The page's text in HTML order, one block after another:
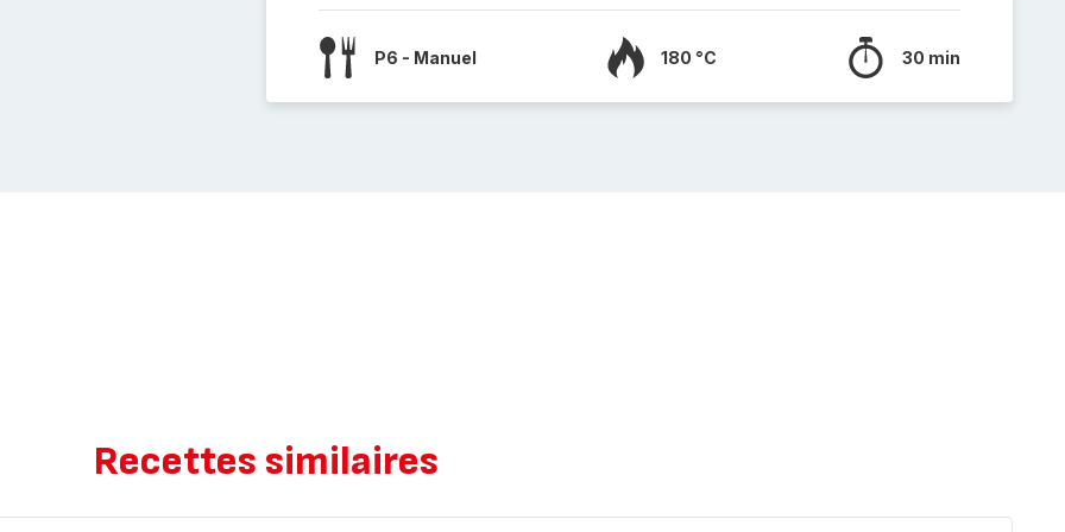
P6 - Manuel 180 °C 30 min
Recettes similaires